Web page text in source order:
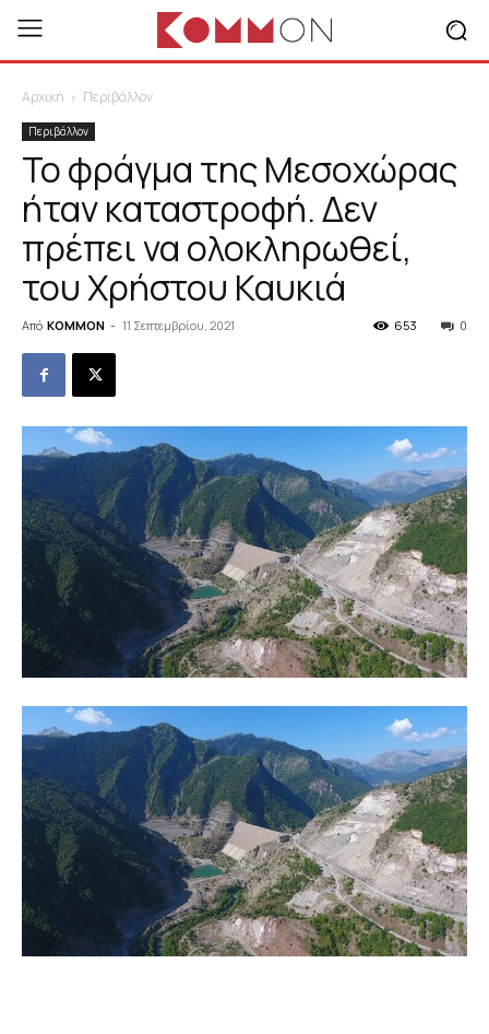
Αρχική Περιβάλλον
Περιβάλλον
Το φράγμα της Μεσοχώρας
ήταν καταστροφή. Δεν
πρέπει να ολοκληρωθεί,
του Χρήστου Καυκιά
Από KOMMON - 11 Σεπτεμβρίου, 2021 0
653